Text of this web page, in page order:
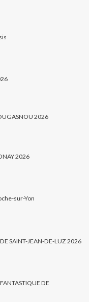
2026
2026
sur-Yon
SAINT-JEAN-DE-LUZ 2026
DE